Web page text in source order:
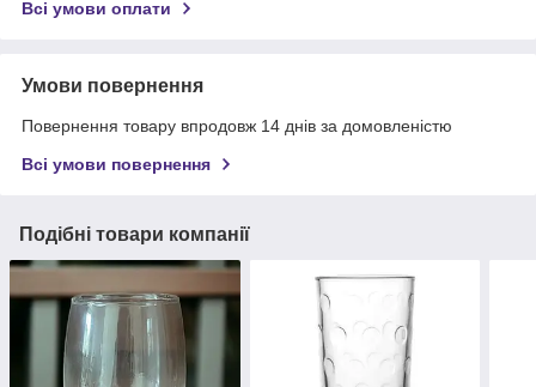
Всі умови оплати
Умови повернення
Повернення товару впродовж 14 днів за домовленістю
Всі умови повернення
Подібні товари компанії